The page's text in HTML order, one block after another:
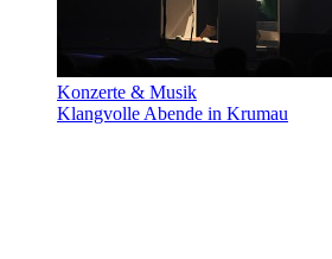
Konzerte & Musik
Klangvolle Abende in Krumau